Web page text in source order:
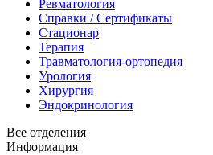
Ревматология
Справки / Сертификаты
Стационар
Терапия
Травматология-ортопедия
Урология
Хирургия
Эндокринология
Все отделения
Информация